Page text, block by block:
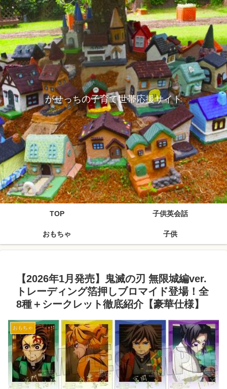
がせっちの子育て世帯応援サイト
TOP 子供英会話
おもちゃ 子供
【2026年1月発売】鬼滅の刃 無限城編ver.
トレーディング箔押しブロマイド登場！全
8種＋シークレット徹底紹介【豪華仕様】
おもちゃ